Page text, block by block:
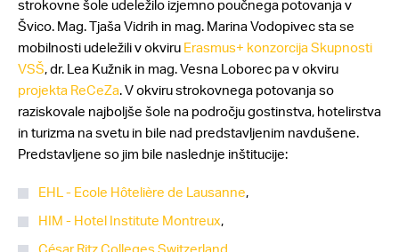
strokovne šole udeležilo izjemno poučnega potovanja v
Švico. Mag. Tjaša Vidrih in mag. Marina Vodopivec sta se
mobilnosti udeležili v okviru Erasmus+ konzorcija Skupnosti
VSŠ, dr. Lea Kužnik in mag. Vesna Loborec pa v okviru
projekta ReCeZa. V okviru strokovnega potovanja so
raziskovale najboljše šole na področju gostinstva, hotelirstva
in turizma na svetu in bile nad predstavljenim navdušene.
Predstavljene so jim bile naslednje inštitucije:
EHL - Ecole Hôtelière de Lausanne,
HIM - Hotel Institute Montreux,